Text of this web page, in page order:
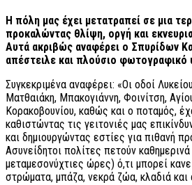
Η πόλη μας έχει μετατραπεί σε μια
προκαλώντας θλίψη, οργή και
Αυτά ακριβώς αναφέρει ο Σπυρίδων
απέστειλε και πλούσιο φωτογραφικό
Συγκεκριμένα αναφέρει: «Οι οδοί
Ματθαιάκη, Μπακογιάννη, Φοινίτση,
Κορακοβουνίου, καθώς και ο ποταμός,
καθιστώντας τις γειτονιές μας
και δημιουργώντας εστίες για πιθανή
Ασυνείδητοι πολίτες πετούν
μεταμεσονύχτιες ώρες) ό,τι μπορεί
στρώματα, μπάζα, νεκρά ζώα, κλαδιά και